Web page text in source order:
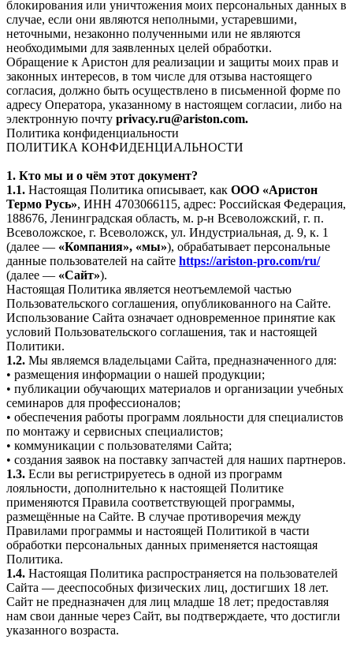
блокирования или уничтожения моих персональных данных в
случае, если они являются неполными, устаревшими,
неточными, незаконно полученными или не являются
необходимыми для заявленных целей обработки.
Обращение к Аристон для реализации и защиты моих прав и
законных интересов, в том числе для отзыва настоящего
согласия, должно быть осуществлено в письменной форме по
адресу Оператора, указанному в настоящем согласии, либо на
электронную почту privacy.ru@ariston.com.
Политика конфиденциальности
ПОЛИТИКА КОНФИДЕНЦИАЛЬНОСТИ
1. Кто мы и о чём этот документ?
1.1. Настоящая Политика описывает, как ООО «Аристон
Термо Русь», ИНН 4703066115, адрес: Российская Федерация,
188676, Ленинградская область, м. р-н Всеволожский, г. п.
Всеволожское, г. Всеволожск, ул. Индустриальная, д. 9, к. 1
(далее — «Компания», «мы»), обрабатывает персональные
данные пользователей на сайте https://ariston-pro.com/ru/
(далее — «Сайт»).
Настоящая Политика является неотъемлемой частью
Пользовательского соглашения, опубликованного на Сайте.
Использование Сайта означает одновременное принятие как
условий Пользовательского соглашения, так и настоящей
Политики.
1.2. Мы являемся владельцами Сайта, предназначенного для:
• размещения информации о нашей продукции;
• публикации обучающих материалов и организации учебных
семинаров для профессионалов;
• обеспечения работы программ лояльности для специалистов
по монтажу и сервисных специалистов;
• коммуникации с пользователями Сайта;
• создания заявок на поставку запчастей для наших партнеров.
1.3. Если вы регистрируетесь в одной из программ
лояльности, дополнительно к настоящей Политике
применяются Правила соответствующей программы,
размещённые на Сайте. В случае противоречия между
Правилами программы и настоящей Политикой в части
обработки персональных данных применяется настоящая
Политика.
1.4. Настоящая Политика распространяется на пользователей
Сайта — дееспособных физических лиц, достигших 18 лет.
Сайт не предназначен для лиц младше 18 лет; предоставляя
нам свои данные через Сайт, вы подтверждаете, что достигли
указанного возраста.